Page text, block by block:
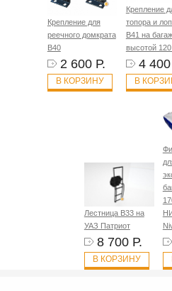
Крепление для
реечного домкрата
B40
2 600 Р.
В КОРЗИНУ
Крепление
топора и
B41 на
высотой
4
В
Лестница B33 на
УАЗ Патриот
8 700 Р.
В КОРЗИНУ